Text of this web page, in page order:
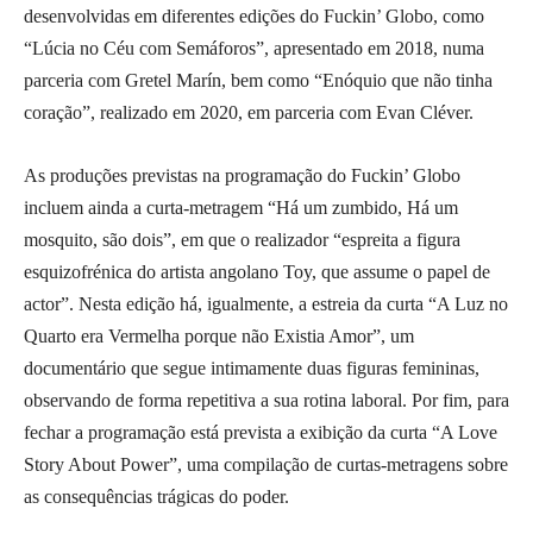
desenvolvidas em diferentes edições do Fuckin’ Globo, como
“Lúcia no Céu com Semáforos”, apresentado em 2018, numa
parceria com Gretel Marín, bem como “Enóquio que não tinha
coração”, realizado em 2020, em parceria com Evan Cléver.
As produções previstas na programação do Fuckin’ Globo
incluem ainda a curta-metragem “Há um zumbido, Há um
mosquito, são dois”, em que o realizador “espreita a figura
esquizofrénica do artista angolano Toy, que assume o papel de
actor”. Nesta edição há, igualmente, a estreia da curta “A Luz no
Quarto era Vermelha porque não Existia Amor”, um
documentário que segue intimamente duas figuras femininas,
observando de forma repetitiva a sua rotina laboral. Por fim, para
fechar a programação está prevista a exibição da curta “A Love
Story About Power”, uma compilação de curtas-metragens sobre
as consequências trágicas do poder.